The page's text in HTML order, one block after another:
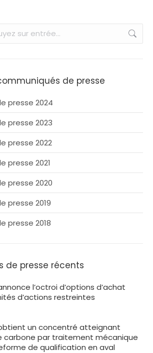
de presse
presse 2024
presse 2023
presse 2022
presse 2021
presse 2020
presse 2019
presse 2018
de presse récents
l’octroi d’options d’achat
d’actions restreintes
un concentré atteignant
carbone par traitement mécanique
de qualification en aval